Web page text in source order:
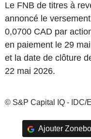
Le FNB de titres à
annoncé le
0,0700 CAD par
en paiement le 29
et la date de clôture
22 mai 2026.
© S&P Capital IQ - IDC/
Ajouter